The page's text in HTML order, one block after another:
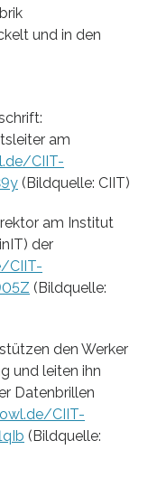
und in den
am
CIIT-
(Bildquelle: CIIT)
am Institut
der
CIIT-
(Bildquelle:
den Werker
und leiten ihn
Datenbrillen
CIIT-
(Bildquelle: